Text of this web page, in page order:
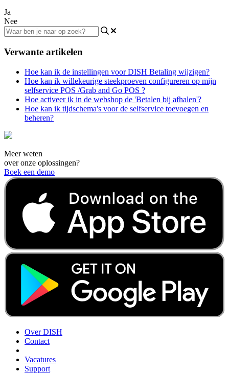
Ja
Nee
Verwante artikelen
Hoe kan ik de instellingen voor DISH Betaling wijzigen?
Hoe kan ik willekeurige steekproeven configureren op mijn
selfservice POS /Grab and Go POS ?
Hoe activeer ik in de webshop de 'Betalen bij afhalen'?
Hoe kan ik tijdschema's voor de selfservice toevoegen en
beheren?
Meer weten
over onze oplossingen?
Boek een demo
Over DISH
Contact
Vacatures
Support